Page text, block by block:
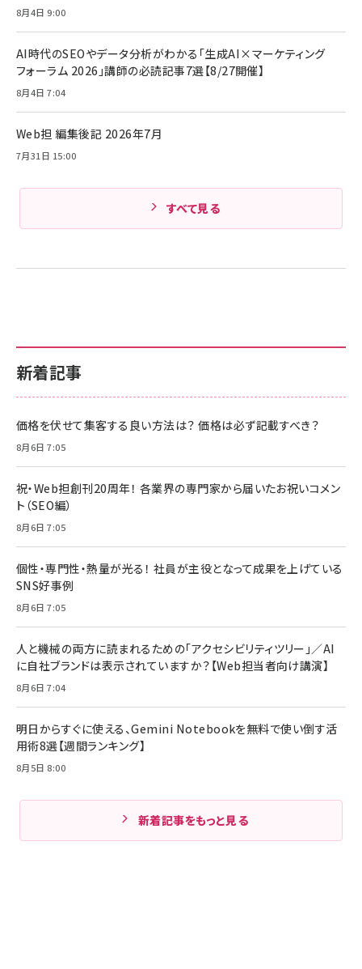
新着記事
価格を伏せて集客する良い方法は？ 価格は必ず記載すべき？
8月6日 7:05
祝・Web担創刊20周年！ 各業界の専門家から届いたお祝いコメン
ト（SEO編）
8月6日 7:05
個性・専門性・熱量が光る！ 社員が主役となって成果を上げている
SNS好事例
8月6日 7:05
人と機械の両方に読まれるための「アクセシビリティツリー」／AI
に自社ブランドは表示されていますか？【Web担当者向け講演】
8月6日 7:04
明日からすぐに使える、Gemini Notebookを無料で使い倒す活
用術8選【週間ランキング】
8月5日 8:00
新着記事をもっと見る
8月4日 9:00
AI時代のSEOやデータ分析がわかる「生成AI×マーケティング
フォーラム 2026」講師の必読記事7選【8/27開催】
8月4日 7:04
Web担 編集後記 2026年7月
7月31日 15:00
すべて見る